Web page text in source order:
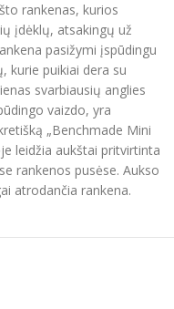
rankenas, kurios
įdėklų, atsakingų už
pasižymi įspūdingu
kurie puikiai dera su
svarbiausių anglies
vaizdo, yra
„Benchmade Mini
leidžia aukštai pritvirtinta
rankenos pusėse. Aukso
atrodančia rankena.